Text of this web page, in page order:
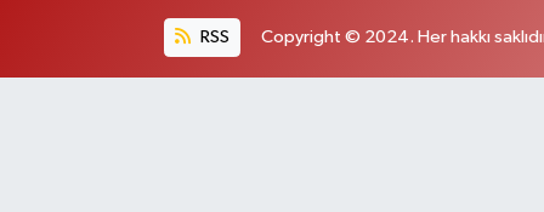
RSS Copyright © 2024. Her hakkı